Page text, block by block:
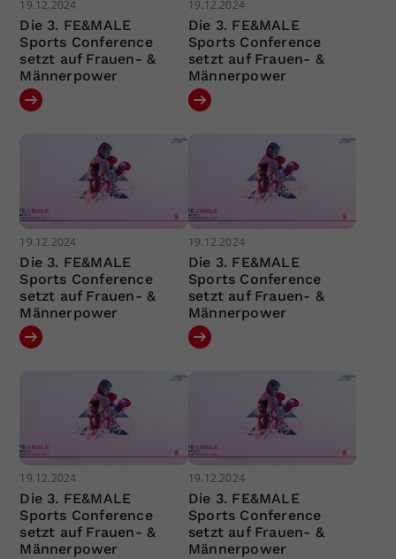
19.12.2024
Die 3. FE&MALE
Sports Conference
setzt auf Frauen- &
Männerpower
19.12.2024
Die 3. FE&MALE
Sports Conference
setzt auf Frauen- &
Männerpower
19.12.2024
Die 3. FE&MALE
Sports Conference
setzt auf Frauen- &
Männerpower
19.12.2024
Die 3. FE&MALE
Sports Conference
setzt auf Frauen- &
Männerpower
19.12.2024
Die 3. FE&MALE
Sports Conference
setzt auf Frauen- &
Männerpower
19.12.2024
Die 3. FE&MALE
Sports Conference
setzt auf Frauen- &
Männerpower